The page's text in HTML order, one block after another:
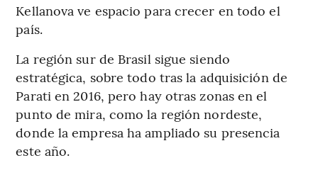
Kellanova ve espacio para crecer en todo el
país.
La región sur de Brasil sigue siendo
estratégica, sobre todo tras la adquisición de
Parati en 2016, pero hay otras zonas en el
punto de mira, como la región nordeste,
donde la empresa ha ampliado su presencia
este año.